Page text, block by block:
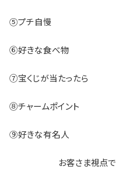
⑤プチ自慢
⑥好きな食べ物
⑦宝くじが当たったら
⑧チャームポイント
⑨好きな有名人
お客さま視点で